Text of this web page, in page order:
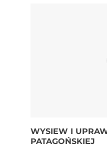
WYSIEW I
PATAGOŃSKIEJ